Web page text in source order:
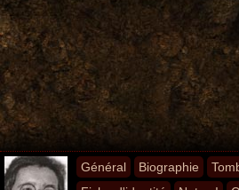
Général Biographie